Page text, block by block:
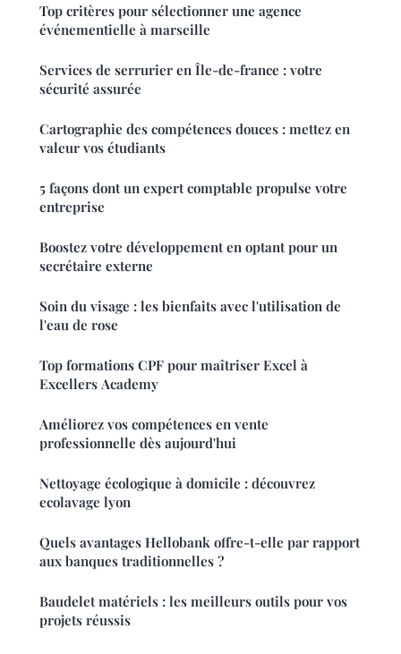
Top critères pour sélectionner une agence
événementielle à marseille
Services de serrurier en Île-de-france : votre
sécurité assurée
Cartographie des compétences douces : mettez en
valeur vos étudiants
5 façons dont un expert comptable propulse votre
entreprise
Boostez votre développement en optant pour un
secrétaire externe
Soin du visage : les bienfaits avec l'utilisation de
l'eau de rose
Top formations CPF pour maîtriser Excel à
Excellers Academy
Améliorez vos compétences en vente
professionnelle dès aujourd'hui
Nettoyage écologique à domicile : découvrez
ecolavage lyon
Quels avantages Hellobank offre-t-elle par rapport
aux banques traditionnelles ?
Baudelet matériels : les meilleurs outils pour vos
projets réussis